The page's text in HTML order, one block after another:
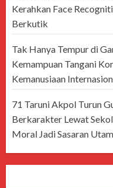
Kerahkan Face
Berkutik
Tak Hanya Tempur di
Kemampuan Tangani
Kemanusiaan
71 Taruni Akpol Turun
Berkarakter Lewat
Moral Jadi Sasaran